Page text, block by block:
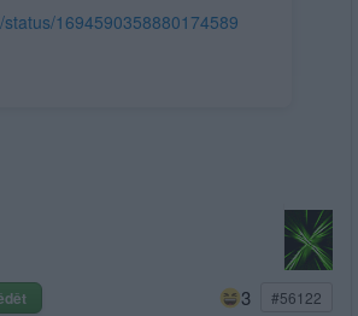
1694590358880174589
3 #56122